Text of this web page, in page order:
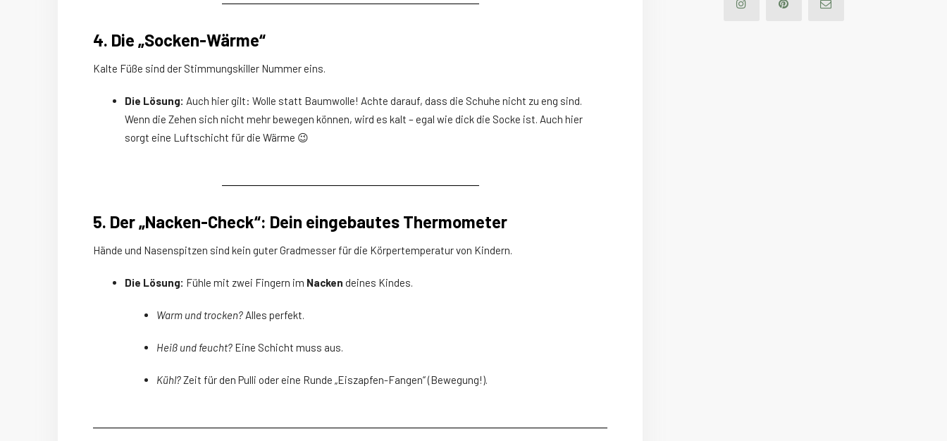
4. Die „Socken-Wärme“
Kalte Füße sind der Stimmungskiller Nummer eins.
Die Lösung: Auch hier gilt: Wolle statt Baumwolle! Achte darauf, dass die Schuhe nicht zu eng sind.
Wenn die Zehen sich nicht mehr bewegen können, wird es kalt – egal wie dick die Socke ist. Auch hier
sorgt eine Luftschicht für die Wärme 😉
5. Der „Nacken-Check“: Dein eingebautes Thermometer
Hände und Nasenspitzen sind kein guter Gradmesser für die Körpertemperatur von Kindern.
Die Lösung: Fühle mit zwei Fingern im Nacken deines Kindes.
Warm und trocken? Alles perfekt.
Heiß und feucht? Eine Schicht muss aus.
Kühl?Zeit für den Pulli oder eine Runde „Eiszapfen-Fangen“ (Bewegung!).